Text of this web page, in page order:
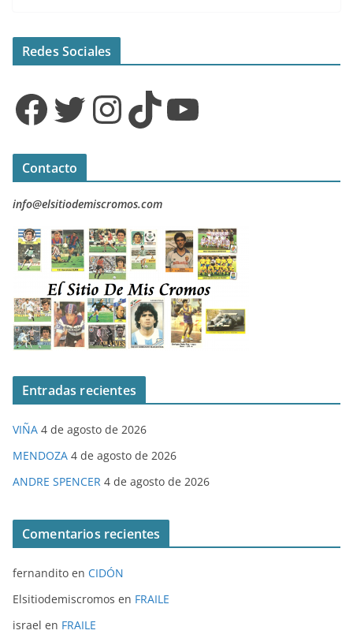
Redes Sociales
Facebook Twitter InstagramTikTok YouTube
Contacto
info@elsitiodemiscromos.com
Entradas recientes
VIÑA 4 de agosto de 2026
MENDOZA 4 de agosto de 2026
ANDRE SPENCER 4 de agosto de 2026
Comentarios recientes
fernandito en CIDÓN
Elsitiodemiscromos en FRAILE
israel en FRAILE